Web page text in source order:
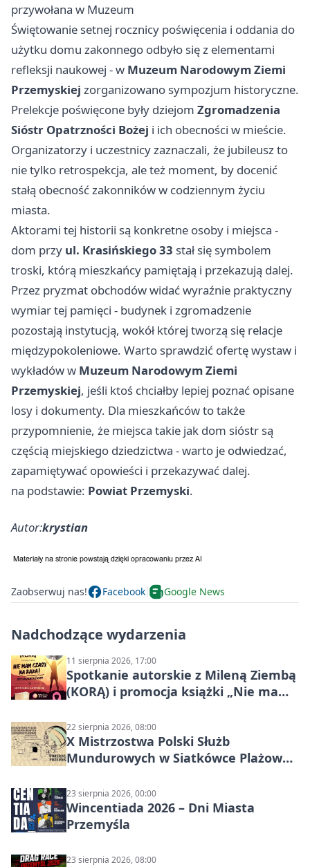
przywołana w Muzeum
Świętowanie setnej rocznicy poświęcenia i oddania do
użytku domu zakonnego odbyło się z elementami
refleksji naukowej - w Muzeum Narodowym Ziemi
Przemyskiej zorganizowano sympozjum historyczne.
Prelekcje poświęcone były dziejom Zgromadzenia
Sióstr Opatrzności Bożej i ich obecności w mieście.
Organizatorzy i uczestnicy zaznaczali, że jubileusz to
nie tylko retrospekcja, ale też moment, by docenić
stałą obecność zakonników w codziennym życiu
miasta.
Aktorami tej historii są konkretne osoby i miejsca -
dom przy ul. Krasińskiego 33 stał się symbolem
troski, którą mieszkańcy pamiętają i przekazują dalej.
Przez pryzmat obchodów widać wyraźnie praktyczny
wymiar tej pamięci - budynek i zgromadzenie
pozostają instytucją, wokół której tworzą się relacje
międzypokoleniowe. Warto sprawdzić ofertę wystaw i
wykładów w Muzeum Narodowym Ziemi
Przemyskiej, jeśli ktoś chciałby lepiej poznać opisane
losy i dokumenty. Dla mieszkańców to także
przypomnienie, że miejsca takie jak dom sióstr są
częścią miejskiego dziedzictwa - warto je odwiedzać,
zapamiętywać opowieści i przekazywać dalej.
na podstawie: Powiat Przemyski.
Autor:krystian
Zaobserwuj nas! Facebook Google News
Nadchodzące wydarzenia
11 sierpnia 2026, 17:00
Spotkanie autorskie z Mileną Ziembą
(KORĄ) i promocja książki „Nie mam
22 sierpnia 2026, 08:00
X Mistrzostwa Polski Służb
Mundurowych w Siatkówce Plażowej
23 sierpnia 2026, 00:00
Wincentiada 2026 – Dni Miasta
Przemyśla
23 sierpnia 2026, 08:00